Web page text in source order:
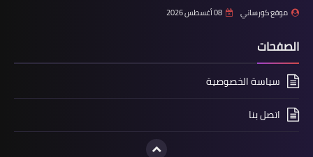
موقع كورساتي 08 أغسطس 2026
الصفحات
سياسة الخصوصية
اتصل بنا